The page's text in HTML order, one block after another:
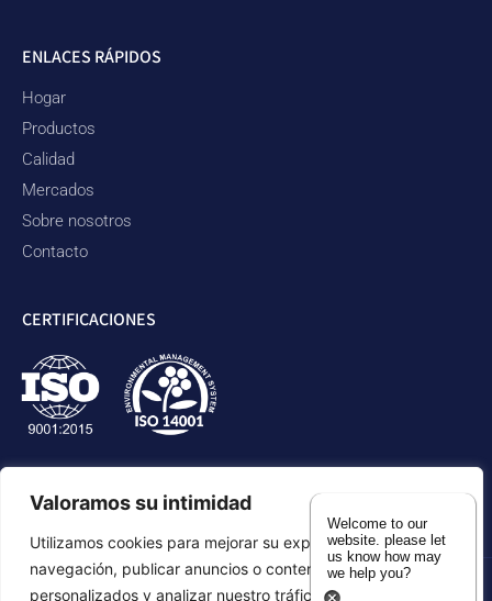
Valoramos su intimidad
Utilizamos cookies para mejorar su experiencia de
navegación, publicar anuncios o contenidos
personalizados y analizar nuestro tráfico. Al hacer clic en
ENLACES RÁPIDOS
Hogar
Productos
Calidad
Mercados
Sobre nosotros
Contacto
CERTIFICACIONES
Welcome to our
website. please let
us know how may
we help you?